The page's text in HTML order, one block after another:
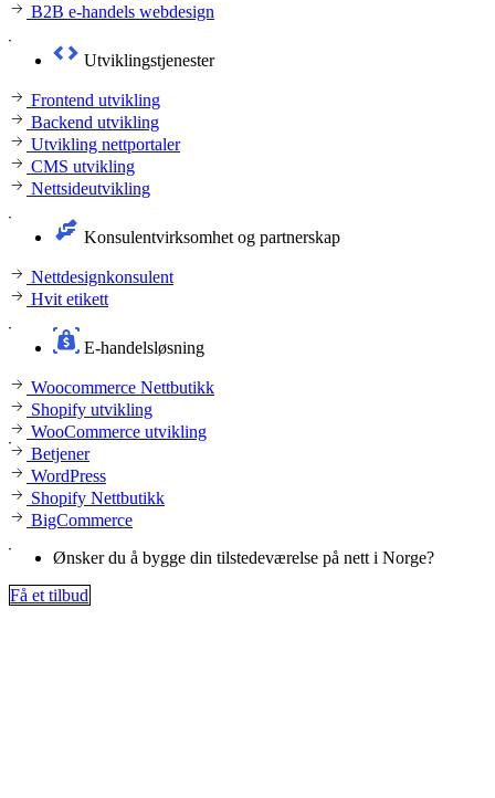
B2B e-handels webdesign
Utviklingstjenester
Frontend utvikling
Backend utvikling
Utvikling nettportaler
CMS utvikling
Nettsideutvikling
Konsulentvirksomhet og partnerskap
Nettdesignkonsulent
Hvit etikett
E-handelsløsning
Woocommerce Nettbutikk
Shopify utvikling
WooCommerce utvikling
Betjener
WordPress
Shopify Nettbutikk
BigCommerce
Ønsker du å bygge din tilstedeværelse på nett i Norge?
Få et tilbud